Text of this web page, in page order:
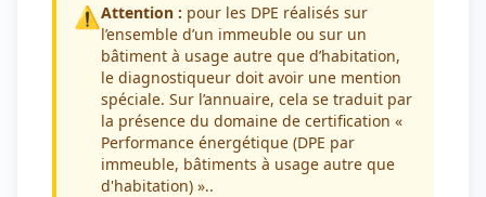
⚠️Attention : pour les DPE réalisés sur
l’ensemble d’un immeuble ou sur un
bâtiment à usage autre que d’habitation,
le diagnostiqueur doit avoir une mention
spéciale. Sur l’annuaire, cela se traduit par
la présence du domaine de certification «
Performance énergétique (DPE par
immeuble, bâtiments à usage autre que
d'habitation) »..